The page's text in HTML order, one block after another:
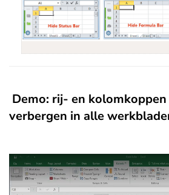
Demo: rij- en
verbergen in alle